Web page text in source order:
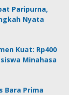
Paripurna,
Nyata
Kuat: Rp400
Minahasa
Bara Prima